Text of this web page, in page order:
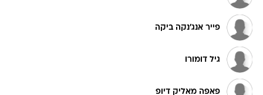
פייר אנג'נקה ביקה
גיל דומורו
פאפה מאליק דיופ